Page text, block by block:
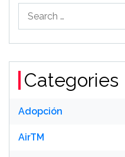
for:
Categories
Adopción
AirTM